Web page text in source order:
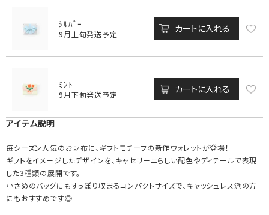
ｼﾙﾊﾞｰ
9月上旬発送予定 カートに入れる
ﾐﾝﾄ
9月下旬発送予定 カートに入れる
アイテム説明
毎シーズン人気のお財布に、ギフトモチーフの新作ウォレットが登場！
ギフトをイメージしたデザインを、キャセリーニらしい配色やディテールで表現
した3種類の展開です。
小さめのバッグにもすっぽり収まるコンパクトサイズで、キャッシュレス派の方
にもおすすめです◎